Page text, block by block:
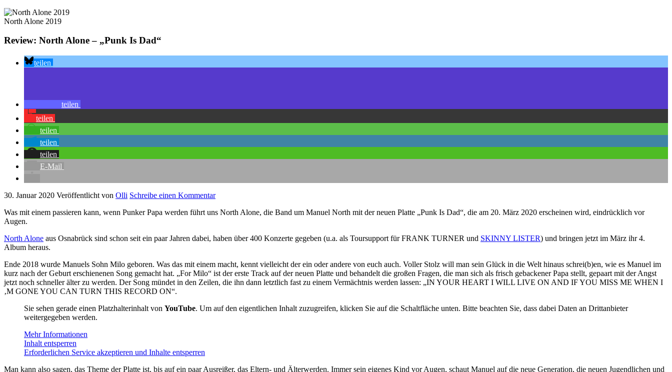
North Alone 2019
Review: North Alone – „Punk Is Dad“
teilen
teilen
teilen
teilen
teilen
teilen
E-Mail
30. Januar 2020 Veröffentlicht von Olli Schreibe einen Kommentar
Was mit einem passieren kann, wenn Punker Papa werden führt uns North Alone, die Band um Manuel North mit der neuen Platte „Punk Is Dad“, die am 20. März 2020 erscheinen wird, eindrücklich vor
Augen.
North Alone aus Osnabrück sind schon seit ein paar Jahren dabei, haben über 400 Konzerte gegeben (u.a. als Toursupport für FRANK TURNER und SKINNY LISTER) und bringen jetzt im März ihr 4.
Album heraus.
Ende 2018 wurde Manuels Sohn Milo geboren. Was das mit einem macht, kennt vielleicht der ein oder andere von euch auch. Voller Stolz will man sein Glück in die Welt hinaus schrei(b)en, wie es Manuel im
kurz nach der Geburt erschienenen Song gemacht hat. „For Milo“ ist der erste Track auf der neuen Platte und behandelt die großen Fragen, die man sich als frisch gebackener Papa stellt, gepaart mit der Angst
jetzt noch schneller älter zu werden. Der Song mündet in den Zeilen, die ihn dann letztlich fast zu einem Vermächtnis werden lassen: „IN YOUR HEART I WILL LIVE ON AND IF YOU MISS ME WHEN I
‚M GONE YOU CAN TURN THIS RECORD ON“.
Sie sehen gerade einen Platzhalterinhalt von YouTube. Um auf den eigentlichen Inhalt zuzugreifen, klicken Sie auf die Schaltfläche unten. Bitte beachten Sie, dass dabei Daten an Drittanbieter
weitergegeben werden.
Mehr Informationen
Inhalt entsperren
Erforderlichen Service akzeptieren und Inhalte entsperren
Man kann also sagen, das Theme der Platte ist, bis auf ein paar Ausreißer, das Eltern- und Älterwerden. Immer sein eigenes Kind vor Augen, schaut Manuel auf die neue Generation, die neuen Jugendlichen und